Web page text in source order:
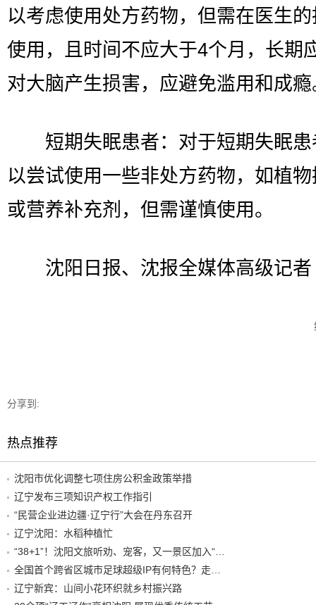
以考虑使用处方药物，但需在医生
使用，且时间不应大于4个月，长期
对大脑产生损害，应避免滥用和成瘾
短期失眠患者：对于短期失眠患
以尝试使用一些非处方药物，如植
或营养补充剂，但需谨慎使用。
沈阳日报、沈报全媒体高级记者
分享到:
热点推荐
沈阳市优化调整七项住房公积金政策举措
辽宁发布三项知识产权工作指引
“民营企业进边疆·辽宁行”大会在丹东召开
辽宁沈阳：水稻种植忙
辽宁新宾：山间小花环织就乡村振兴路